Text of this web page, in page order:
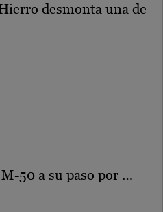
desmonta una de
50 a su paso por …